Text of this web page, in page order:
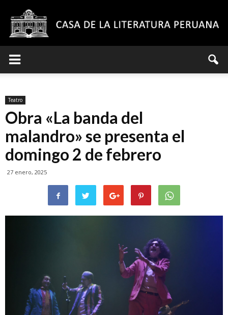
la
Literatura
Peruana
Teatro
Obra «La banda del
malandro» se presenta el
domingo 2 de febrero
27 enero, 2025